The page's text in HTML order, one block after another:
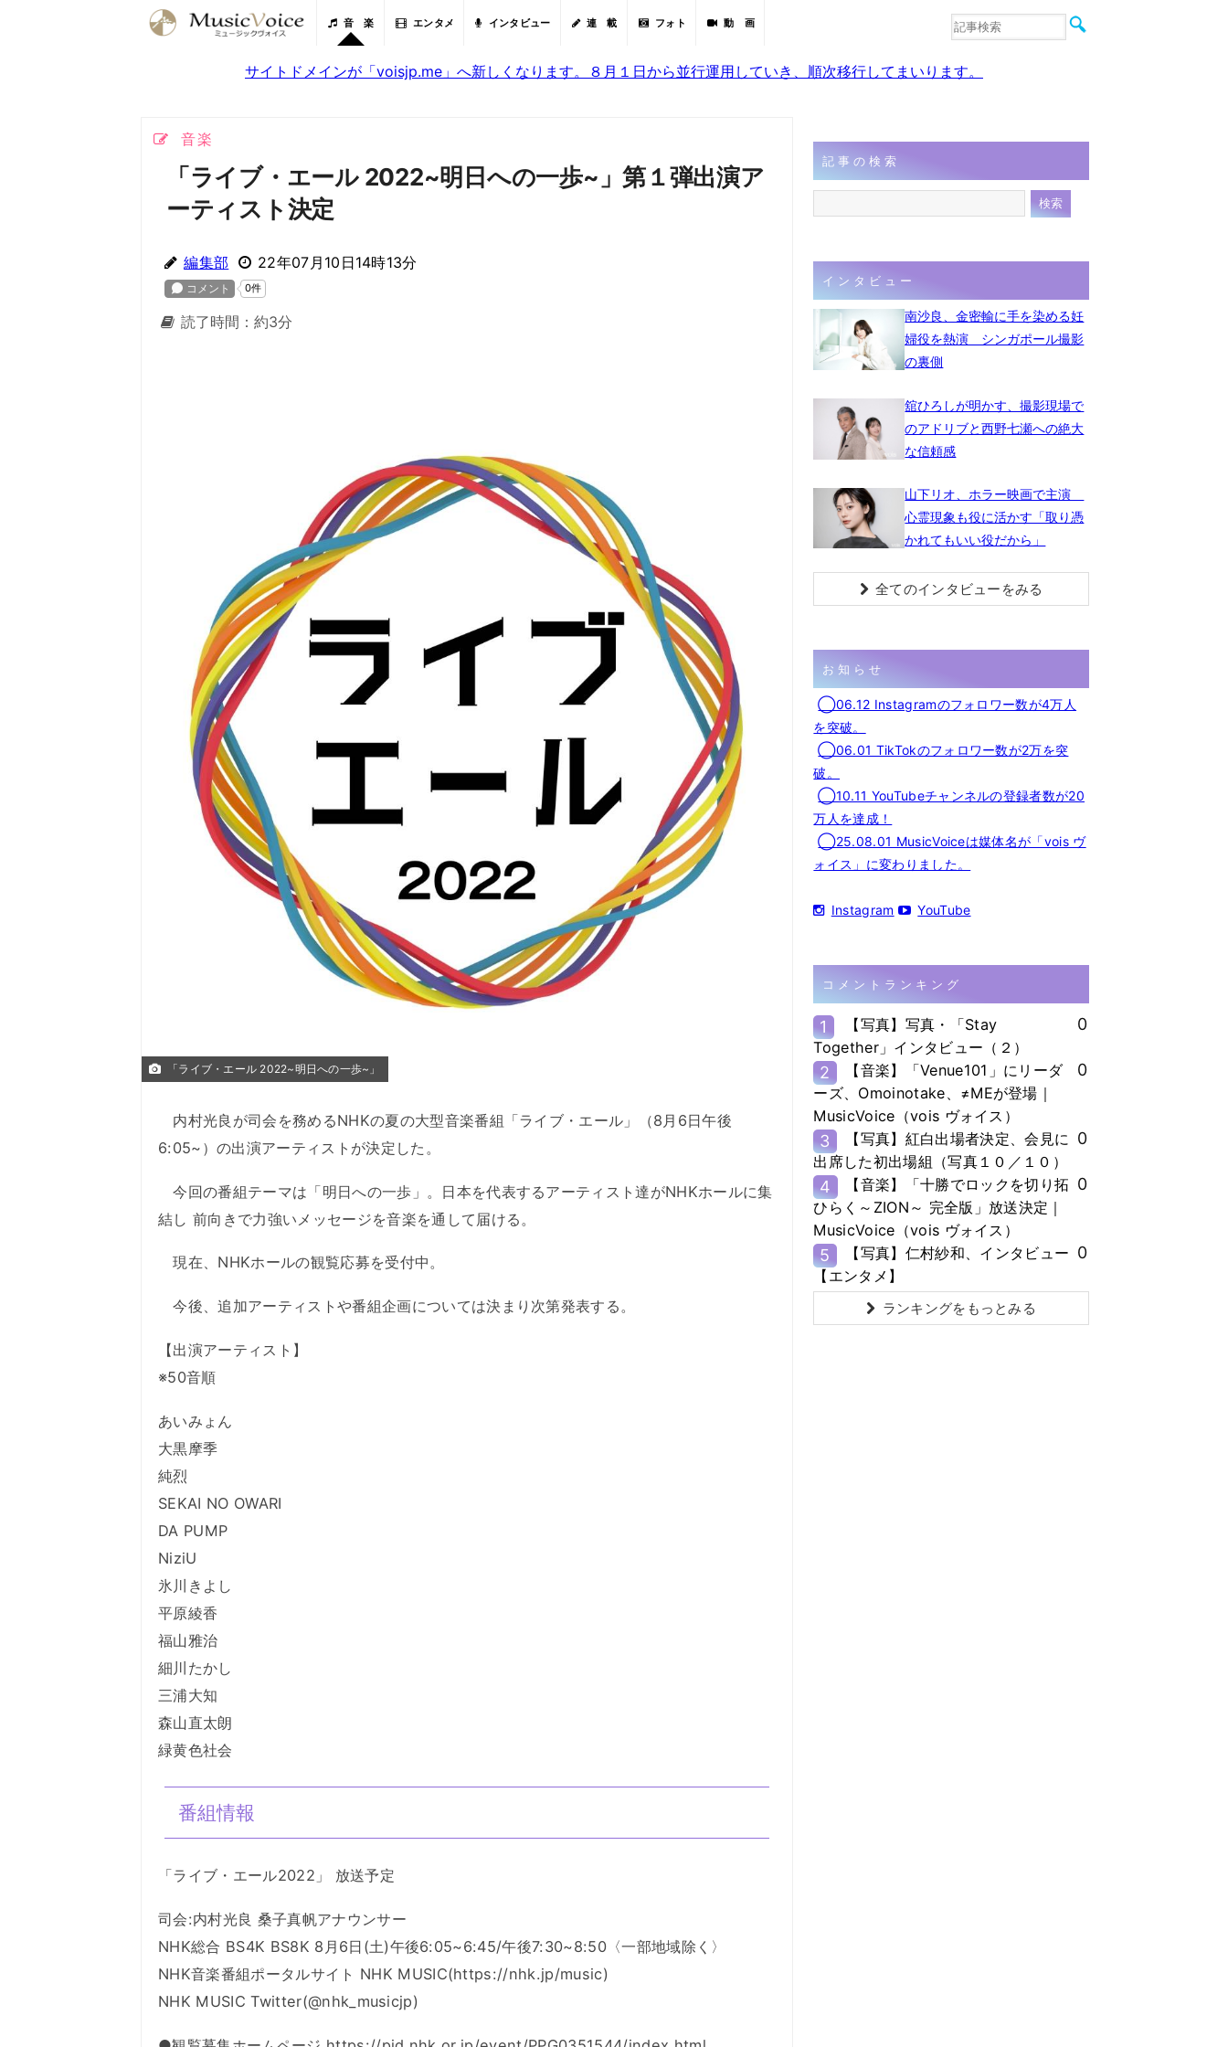
音 楽 エンタメ インタビュー 連 載 フォト 動 画
音楽
サイトドメインが「voisjp.me」へ新しくなります。８月１日から並行運用していき、順次移行してまいります。
音楽
「ライブ・エール 2022~明日への一歩~」第１弾出演ア
ーティスト決定
編集部 22年07月10日14時13分
読了時間：約3分
「ライブ・エール 2022~明日への一歩~」
内村光良が司会を務めるNHKの夏の大型音楽番組「ライブ・エール」（8月6日午後
6:05~）の出演アーティストが決定した。
今回の番組テーマは「明日への一歩」。日本を代表するアーティスト達がNHKホールに集
結し 前向きで力強いメッセージを音楽を通して届ける。
現在、NHKホールの観覧応募を受付中。
今後、追加アーティストや番組企画については決まり次第発表する。
【出演アーティスト】
※50音順
あいみょん
大黒摩季
純烈
SEKAI NO OWARI
DA PUMP
NiziU
氷川きよし
平原綾香
福山雅治
細川たかし
三浦大知
森山直太朗
緑黄色社会
番組情報
「ライブ・エール2022」 放送予定
司会:内村光良 桑子真帆アナウンサー
NHK総合 BS4K BS8K 8月6日(土)午後6:05~6:45/午後7:30~8:50〈一部地域除く〉
NHK音楽番組ポータルサイト NHK MUSIC(https://nhk.jp/music)
NHK MUSIC Twitter(@nhk_musicjp)
記事の検索
インタビュー
南沙良、金密輸に手を染める妊
婦役を熱演 シンガポール撮影
の裏側
舘ひろしが明かす、撮影現場で
のアドリブと西野七瀬への絶大
な信頼感
山下リオ、ホラー映画で主演
心霊現象も役に活かす「取り憑
かれてもいい役だから」
全てのインタビューをみる
お知らせ
◯06.12 Instagramのフォロワー数が4万人
を突破。
◯06.01 TikTokのフォロワー数が2万を突
破。
◯10.11 YouTubeチャンネルの登録者数が20
万人を達成！
◯25.08.01 MusicVoiceは媒体名が「vois ヴ
ォイス」に変わりました。
Instagram YouTube
コメントランキング
1
【写真】写真・「Stay
Together」インタビュー（２）
0
2
【音楽】「Venue101」にリーダ
ーズ、Omoinotake、≠MEが登場｜
MusicVoice（vois ヴォイス）
0
3
【写真】紅白出場者決定、会見に
出席した初出場組（写真１０／１０）
0
4
【音楽】「十勝でロックを切り拓
ひらく～ZION～ 完全版」放送決定｜
MusicVoice（vois ヴォイス）
0
5
【写真】仁村紗和、インタビュー
【エンタメ】
0
ランキングをもっとみる